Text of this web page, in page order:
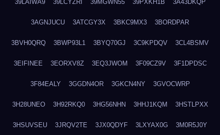
39LAIWA9 39LCYZRI 39MGWN55 39PXKH1B 3A43DKQP
3AGNJUCU 3ATCGY3X 3BKC9MX3 3BORDPAR
3BVH0QRQ 3BWP93L1 3BYQ70GJ 3C9KPDQV 3CL4BSMV
3EIFINEE 3EORXV8Z 3EQ3JWOM 3F09CZ9V 3F1DPDSC
3F84EALY 3GGDN4OR 3GKCN4NY 3GVOCWRP
3H28UNEO 3H92RKQ0 3HG56NHN 3HHJ1KQM 3HSTLPXX
3HSUVSEU 3JRQV2TE 3JX0QDYF 3LXYAX0G 3M0R5J0Y